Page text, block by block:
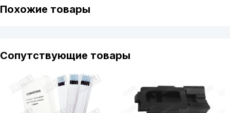
Похожие товары
Сопутствующие товары